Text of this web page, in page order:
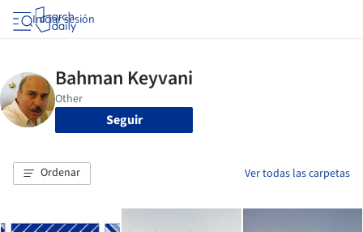
Iniciar sesión
Seguir
Ordenar Ver todas las carpetas